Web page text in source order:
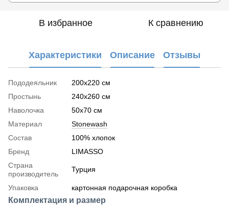
В избранное К сравнению
Характеристики Описание Отзывы
Пододеяльник
200x220 см
Простынь
240x260 см
Наволочка
50x70 см
Материал
Stonewash
Состав
100% хлопок
Бренд
LIMASSO
Страна
производитель
Турция
Упаковка картонная подарочная коробка
Комплектация и размер